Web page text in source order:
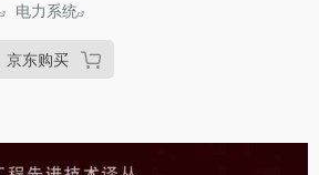
电力系统
京东购买